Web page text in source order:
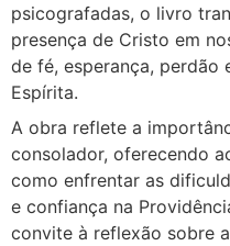
psicografadas, o livro
presença de Cristo em
de fé, esperança, perdão
Espírita.
A obra reflete a
consolador, oferecendo
como enfrentar as
e confiança na
convite à reflexão sobre